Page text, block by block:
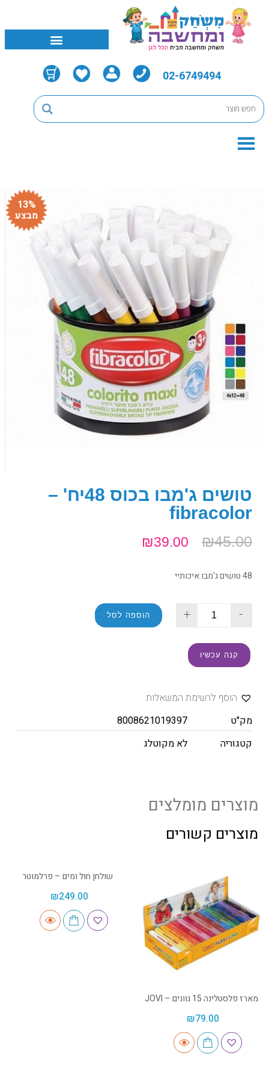
02-6749494
13%
מבצע
טושים ג'מבו בכוס 48יח' –
fibracolor
₪45.00
₪39.00
48 טושים ג'מבו איכותיי
-
+ הוספה לסל
קנה עכשיו
הוסף לרשימת המשאלות
מק"ט
8008621019397
קטגוריה
לא מקוטלג
מוצרים מומלצים
מוצרים קשורים
מארז פלסטלינה 15 גוונים – JOVI
₪79.00
שולחן חול ומים – פרלמוטר
₪249.00